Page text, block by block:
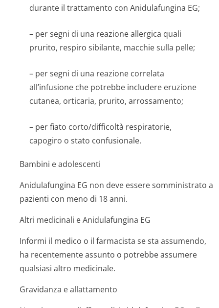
durante il trattamento con Anidulafungina EG;
– per segni di una reazione allergica quali
prurito, respiro sibilante, macchie sulla pelle;
– per segni di una reazione correlata
all’infusione che potrebbe includere eruzione
cutanea, orticaria, prurito, arrossamento;
– per fiato corto/difficoltà respiratorie,
capogiro o stato confusionale.
Bambini e adolescenti
Anidulafungina EG non deve essere somministrato a
pazienti con meno di 18 anni.
Altri medicinali e Anidulafungina EG
Informi il medico o il farmacista se sta assumendo,
ha recentemente assunto o potrebbe assumere
qualsiasi altro medicinale.
Gravidanza e allattamento